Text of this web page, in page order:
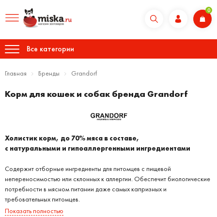
0
Все категории
Главная Бренды Grandorf
Корм для кошек и собак бренда Grandorf
Холистик корм, до 70% мяса в составе,
с натуральными и гипоаллергенными ингредиентами
Содержит отборные ингредиенты для питомцев с пищевой
непереносимостью или склонных к аллергии. Обеспечит биологические
потребности в мясном питании даже самых капризных и
требовательных питомцев.
Показать полностью